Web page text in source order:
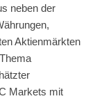
neben der
Aktienmärkten
Markets mit